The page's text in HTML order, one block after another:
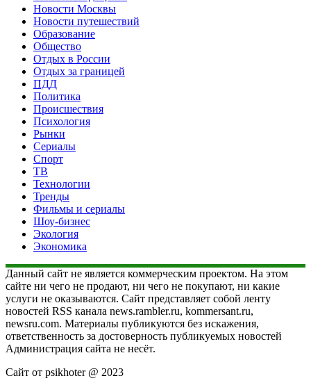
Новости Москвы
Новости путешествий
Образование
Общество
Отдых в России
Отдых за границей
ПДД
Политика
Происшествия
Психология
Рынки
Сериалы
Спорт
ТВ
Технологии
Тренды
Фильмы и сериалы
Шоу-бизнес
Экология
Экономика
Данный сайт не является коммерческим проектом. На этом
сайте ни чего не продают, ни чего не покупают, ни какие
услуги не оказываются. Сайт представляет собой ленту
новостей RSS канала news.rambler.ru, kommersant.ru,
newsru.com. Материалы публикуются без искажения,
ответственность за достоверность публикуемых новостей
Администрация сайта не несёт.
Сайт от psikhoter @ 2023